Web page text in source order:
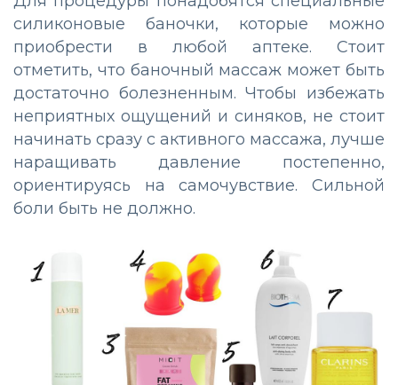
силиконовые баночки, которые можно
приобрести в любой аптеке. Стоит
отметить, что баночный массаж может быть
достаточно болезненным. Чтобы избежать
неприятных ощущений и синяков, не стоит
начинать сразу с активного массажа, лучше
наращивать давление постепенно,
ориентируясь на самочувствие. Сильной
боли быть не должно.